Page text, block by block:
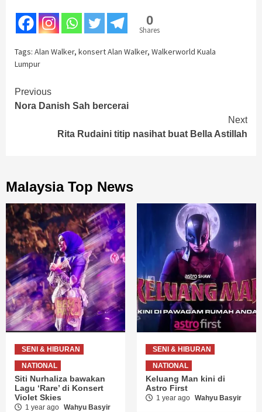
0
Shares
Tags: Alan Walker, konsert Alan Walker, Walkerworld Kuala
Lumpur
Continue
Reading
Previous
Nora Danish Sah bercerai
Next
Rita Rudaini titip nasihat buat Bella Astillah
Malaysia Top News
SENI & HIBURAN
NATIONAL
Siti Nurhaliza bawakan
Lagu ‘Rare’ di Konsert
Violet Skies
1 year ago Wahyu Basyir
SENI & HIBURAN
NATIONAL
Keluang Man kini di
Astro First
1 year ago Wahyu Basyir